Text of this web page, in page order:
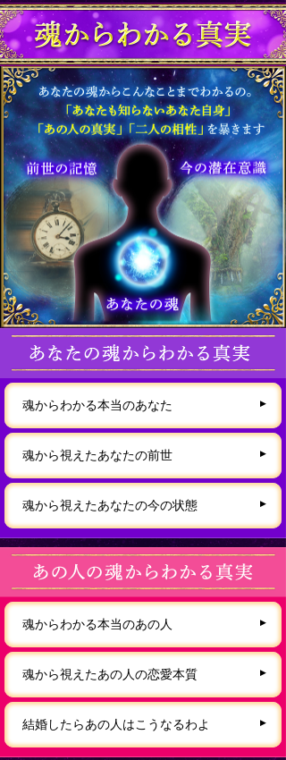
魂からわかる本当のあなた
魂から視えたあなたの前世
魂から視えたあなたの今の状態
魂からわかる本当のあの人
魂から視えたあの人の恋愛本質
結婚したらあの人はこうなるわよ